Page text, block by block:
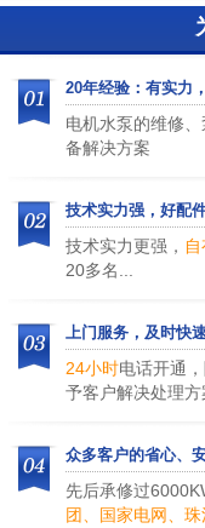
20年经验：有实力
电机水泵的维修
备解决方案
技术实力强，好配
技术实力更强，
20多名...
上门服务，及时快
24小时电话开通
予客户解决处理方
众多客户的省心、
先后承修过
团、国家电网、